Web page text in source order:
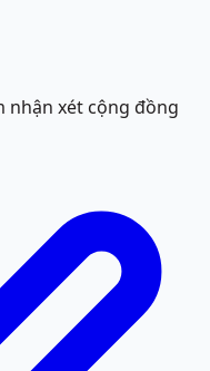
nhận xét cộng đồng